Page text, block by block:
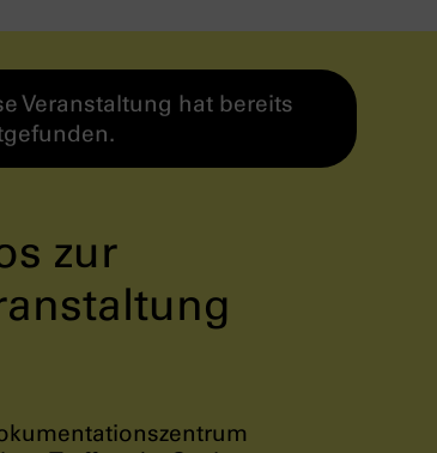
Veranstaltung hat bereits
zur